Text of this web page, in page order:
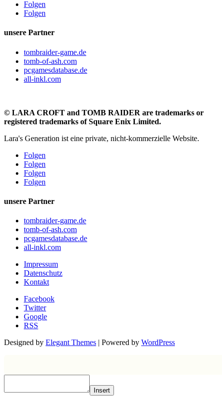
Folgen
Folgen
unsere Partner
tombraider-game.de
tomb-of-ash.com
pcgamesdatabase.de
all-inkl.com
© LARA CROFT and TOMB RAIDER are trademarks or
registered trademarks of Square Enix Limited.
Lara's Generation ist eine private, nicht-kommerzielle Website.
Folgen
Folgen
Folgen
Folgen
unsere Partner
tombraider-game.de
tomb-of-ash.com
pcgamesdatabase.de
all-inkl.com
Impressum
Datenschutz
Kontakt
Facebook
Twitter
Google
RSS
Designed by Elegant Themes | Powered by WordPress
Insert